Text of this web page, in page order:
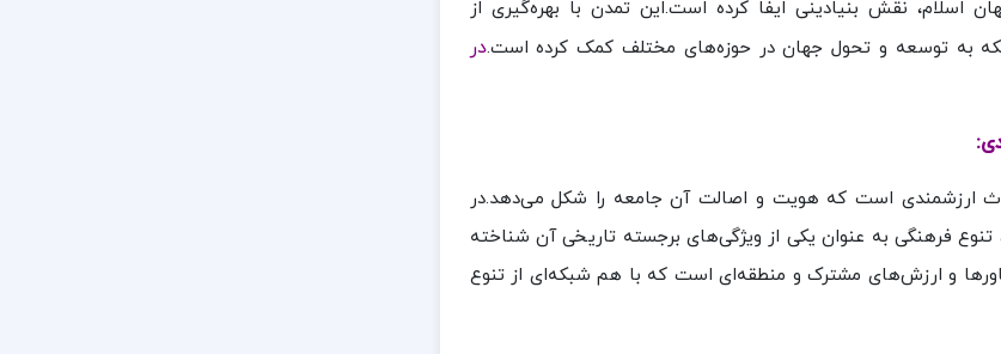
اسلام، نقش بنیادینی ایفا کرده است.این تمدن با بهره‌گیری از
به توسعه و تحول جهان در حوزه‌های مختلف کمک کرده است.در
ارزشمندی است که هویت و اصالت آن جامعه را شکل می‌دهد.در
تنوع فرهنگی به عنوان یکی از ویژگی‌های برجسته تاریخی آن شناخته
و ارزش‌های مشترک و منطقه‌ای است که با هم شبکه‌ای از تنوع